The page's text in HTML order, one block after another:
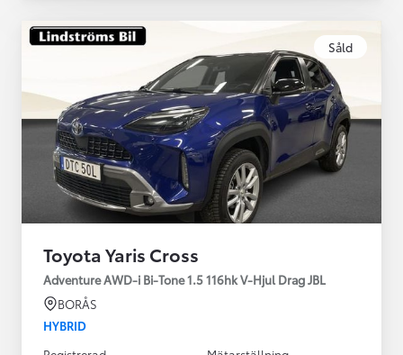
Såld
Toyota Yaris Cross
Adventure AWD-i Bi-Tone 1.5 116hk V-Hjul Drag JBL
BORÅS
HYBRID